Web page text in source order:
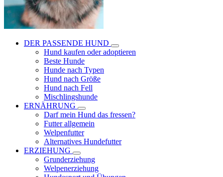
DER PASSENDE HUND
Hund kaufen oder adoptieren
Beste Hunde
Hunde nach Typen
Hund nach Größe
Hund nach Fell
Mischlingshunde
ERNÄHRUNG
Darf mein Hund das fressen?
Futter allgemein
Welpenfutter
Alternatives Hundefutter
ERZIEHUNG
Grunderziehung
Welpenerziehung